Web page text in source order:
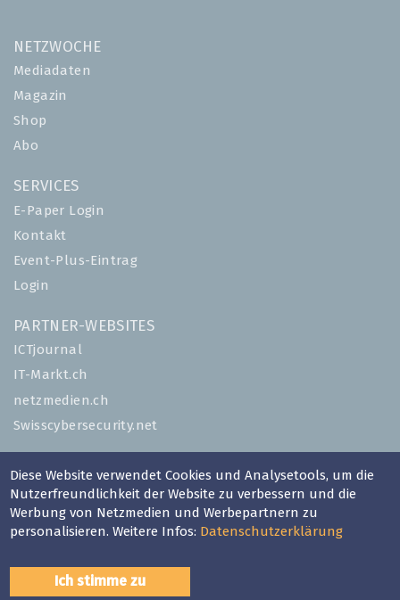
NETZWOCHE
Mediadaten
Magazin
Shop
Abo
SERVICES
E-Paper Login
Kontakt
Event-Plus-Eintrag
Login
PARTNER-WEBSITES
ICTjournal
IT-Markt.ch
netzmedien.ch
Swisscybersecurity.net
© NETZMEDIEN AG 2026
Impressum
AGB
Nutzungsbestimmungen
Datenschutzerklärung
Diese Website verwendet Cookies und Analysetools, um die
Nutzerfreundlichkeit der Website zu verbessern und die
Werbung von Netzmedien und Werbepartnern zu
personalisieren. Weitere Infos: Datenschutzerklärung
Ich stimme zu